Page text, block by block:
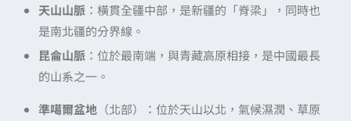
天山山脈：橫貫全疆中部，是新疆的「脊梁」，同時也
是南北疆的分界線。
昆侖山脈：位於最南端，與青藏高原相接，是中國最長
的山系之一。
準噶爾盆地（北部）：位於天山以北，氣候濕潤、草原